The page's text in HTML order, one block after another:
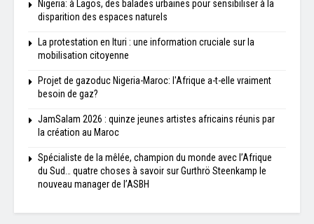
Nigeria: à Lagos, des balades urbaines pour sensibiliser à la
disparition des espaces naturels
La protestation en Ituri : une information cruciale sur la
mobilisation citoyenne
Projet de gazoduc Nigeria-Maroc: l'Afrique a-t-elle vraiment
besoin de gaz?
JamSalam 2026 : quinze jeunes artistes africains réunis par
la création au Maroc
Spécialiste de la mêlée, champion du monde avec l’Afrique
du Sud… quatre choses à savoir sur Gurthrö Steenkamp le
nouveau manager de l’ASBH